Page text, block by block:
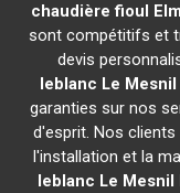
chaudière fioul
sont compétitifs et
devis
leblanc Le
garanties sur nos
d'esprit. Nos
l'installation et la
leblanc Le Mesnil